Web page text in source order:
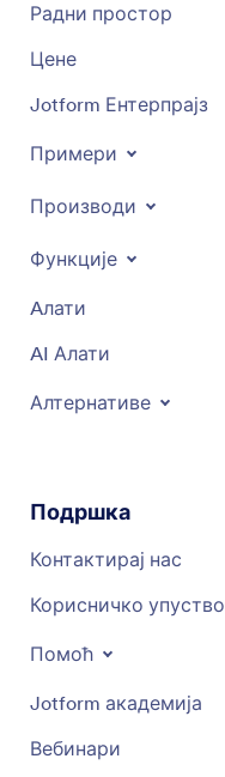
Радни простор
Цене
Jotform Ентерпрајз
Примери
Производи
Функције
Aлати
AI Алати
Алтернативе
Подршка
Контактирај нас
Корисничко упуство
Помоћ
Jotform академија
Вебинари